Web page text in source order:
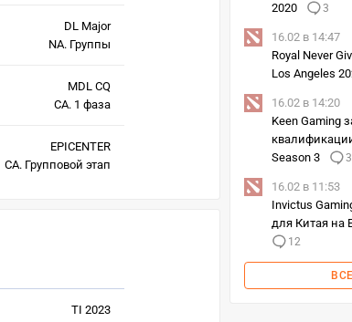
DL Major
NA. Группы
MDL CQ
СА. 1 фаза
EPICENTER
СА. Групповой этап
TI 2023
2020
3
16.02 в 14:47
Royal Never
Los Angeles
16.02 в 14:20
Keen Gaming
Season 3
3
16.02 в 11:53
Invictus
для Китая на
12